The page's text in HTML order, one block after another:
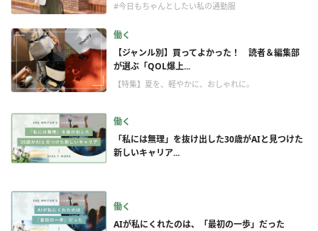
#今日もちゃんとしたい私の通勤服
働く
【ジャンル別】買ってよかった！ 読者＆編集部
が選ぶ「QOL爆上...
【特集】夏を、軽やかに、おしゃれに。
働く
「私には無理」を抜け出した30歳がAIと見つけた
新しいキャリア...
働く
AIが私にくれたのは、「最初の一歩」だった